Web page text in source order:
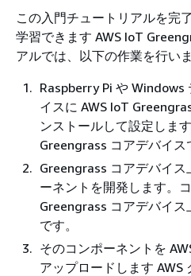
この入門チュートリアルを完
学習できます AWS IoT
アルでは、以下の作業を行いま
Raspberry Pi や Windows
イスに AWS IoT
ンストールして設定しま
Greengrass コアデバイス
Greengrass コアデバイ
ーネントを開発します。
Greengrass コアデバイ
です。
そのコンポーネントを
アップロードします AWS